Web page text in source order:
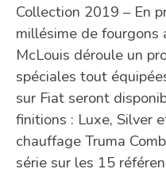
Collection 2019 – En
millésime de fourgons
McLouis déroule un
spéciales tout
sur Fiat seront
finitions : Luxe, Silver
chauffage Truma
série sur les 15